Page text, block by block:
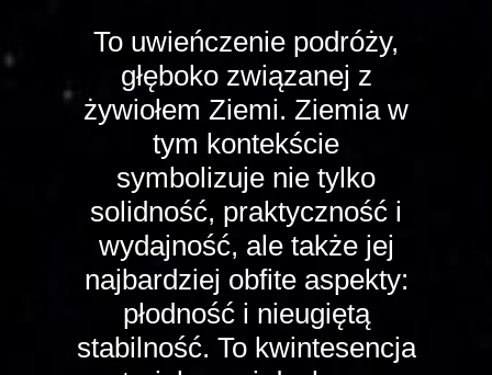
To uwieńczenie podróży,
głęboko związanej z
żywiołem Ziemi. Ziemia w
tym kontekście
symbolizuje nie tylko
solidność, praktyczność i
wydajność, ale także jej
najbardziej obfite aspekty:
płodność i nieugiętą
stabilność. To kwintesencja